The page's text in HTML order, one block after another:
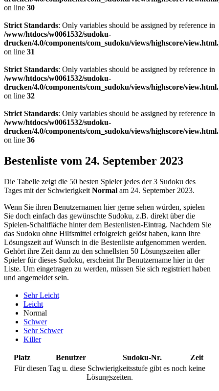
on line 30
Strict Standards: Only variables should be assigned by reference in
/www/htdocs/w0061532/sudoku-
drucken/4.0/components/com_sudoku/views/highscore/
on line 31
Strict Standards: Only variables should be assigned by reference in
/www/htdocs/w0061532/sudoku-
drucken/4.0/components/com_sudoku/views/highscore/
on line 32
Strict Standards: Only variables should be assigned by reference in
/www/htdocs/w0061532/sudoku-
drucken/4.0/components/com_sudoku/views/highscore/
on line 36
Bestenliste vom 24. September 2023
Die Tabelle zeigt die 50 besten Spieler jedes der 3 Sudoku des
Tages mit der Schwierigkeit Normal am 24. September 2023.
Wenn Sie ihren Benutzernamen hier gerne sehen würden, spielen
Sie doch einfach das gewünschte Sudoku, z.B. direkt über die
Spielen-Schaltfläche hinter dem Bestenlisten-Eintrag. Nachdem Sie
das Sudoku ohne Hilfsmittel erfolgreich gelöst haben, kann Ihre
Lösungszeit auf Wunsch in die Bestenliste aufgenommen werden.
Gehört ihre Zeit dann zu den schnellsten 50 Lösungszeiten aller
Spieler für dieses Sudoku, erscheint Ihr Benutzername hier in der
Liste. Um eingetragen zu werden, müssen Sie sich registriert haben
und angemeldet sein.
Sehr Leicht
Leicht
Normal
Schwer
Sehr Schwer
Killer
Platz Benutzer Sudoku-Nr.
Zeit
Für diesen Tag u. diese Schwierigkeitsstufe gibt es noch keine
Lösungszeiten.